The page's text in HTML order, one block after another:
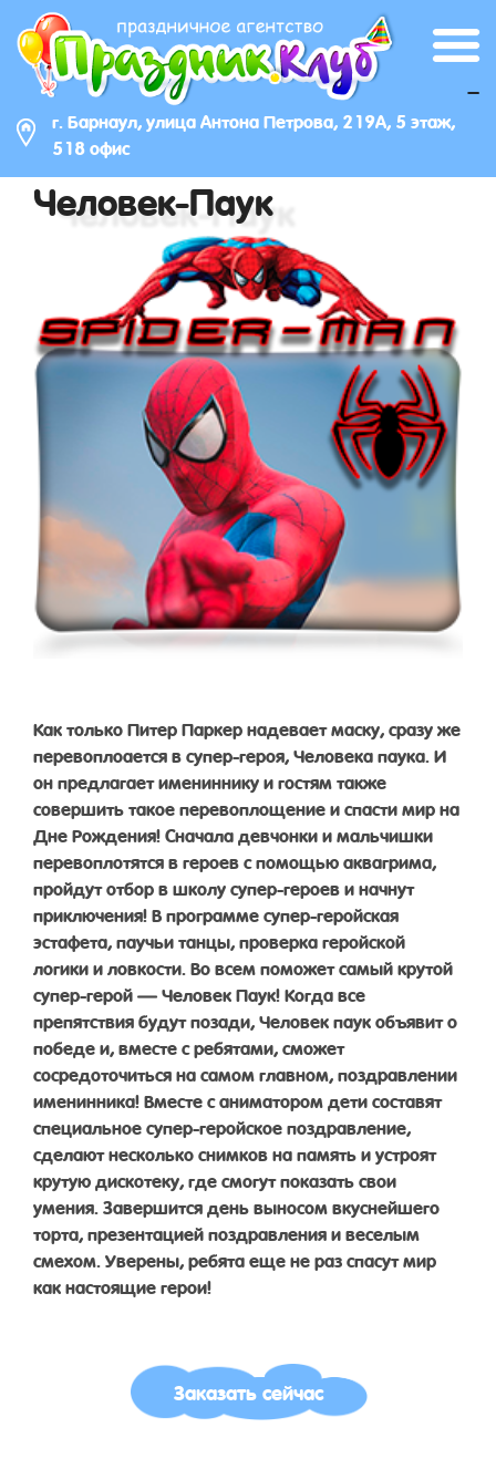
г. Барнаул, улица Антона Петрова, 219А, 5 этаж,
518 офис
_
Человек-Паук
Как только Питер Паркер надевает маску, сразу же
перевоплоается в супер-героя, Человека паука. И
он предлагает имениннику и гостям также
совершить такое перевоплощение и спасти мир на
Дне Рождения! Сначала девчонки и мальчишки
перевоплотятся в героев с помощью аквагрима,
пройдут отбор в школу супер-героев и начнут
приключения! В программе супер-геройская
эстафета, паучьи танцы, проверка геройской
логики и ловкости. Во всем поможет самый крутой
супер-герой — Человек Паук! Когда все
препятствия будут позади, Человек паук объявит о
победе и, вместе с ребятами, сможет
сосредоточиться на самом главном, поздравлении
именинника! Вместе с аниматором дети составят
специальное супер-геройское поздравление,
сделают несколько снимков на память и устроят
крутую дискотеку, где смогут показать свои
умения. Завершится день выносом вкуснейшего
торта, презентацией поздравления и веселым
смехом. Уверены, ребята еще не раз спасут мир
как настоящие герои!
Заказать сейчас